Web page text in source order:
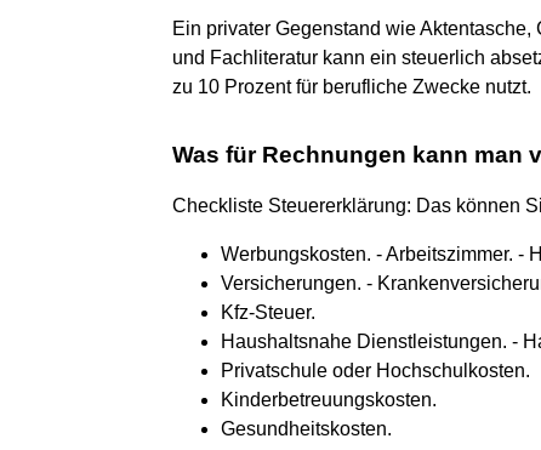
Ein privater Gegenstand wie
und Fachliteratur kann ein steuerlich
zu 10 Prozent für berufliche Zwecke nutzt.
Was für Rechnungen kann man
Checkliste Steuererklärung: Das können
Werbungskosten. - Arbeitszimmer. -
Versicherungen. -
Kfz-Steuer.
Haushaltsnahe Dienstleistungen. -
Privatschule oder Hochschulkosten.
Kinderbetreuungskosten.
Gesundheitskosten.